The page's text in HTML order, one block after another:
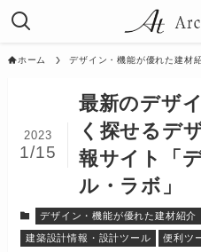
ホーム デザイン・機能が優れた建材
最新のデザ
く探せるデ
報サイト「
ル・ラボ」
2023
1/15
デザイン・機能が優れた建材紹介
建築設計情報・設計ツール 便利ツ